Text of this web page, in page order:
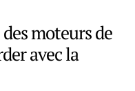
moteurs de
avec la